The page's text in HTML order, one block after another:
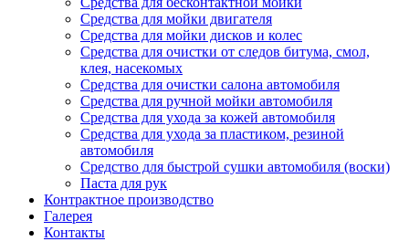
Средства для мойки двигателя
Средства для мойки дисков и колес
Средства для очистки от следов битума, смол,
клея, насекомых
Средства для очистки салона автомобиля
Средства для ручной мойки автомобиля
Средства для ухода за кожей автомобиля
Средства для ухода за пластиком, резиной
автомобиля
Средство для быстрой сушки автомобиля (воски)
Паста для рук
Контрактное производство
Галерея
Контакты